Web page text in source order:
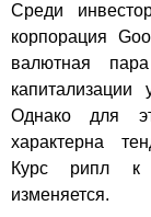
Среди
корпорация
валютная
капитализации
Однако для
характерна
Курс рипл к
изменяется.